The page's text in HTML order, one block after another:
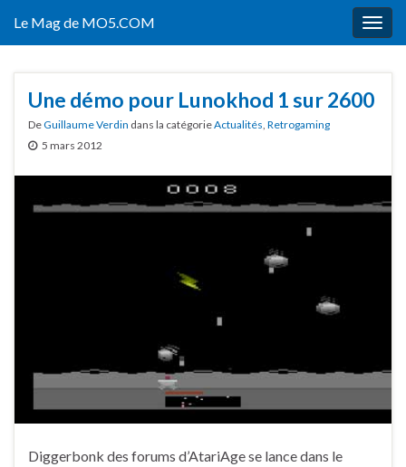
Le Mag de MO5.COM
Une démo pour Lunokhod 1 sur 2600
DeGuillaume Verdin dans la catégorieActualités, Retrogaming
5 mars 2012
Diggerbonk des forums d’AtariAge se lance dans le